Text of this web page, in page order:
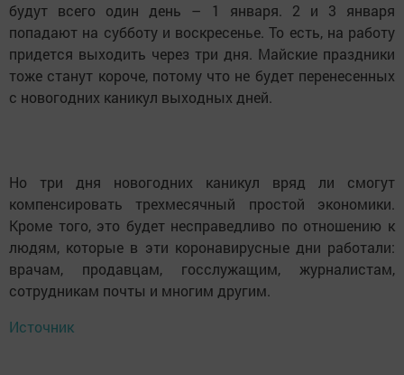
будут всего один день – 1 января. 2 и 3 января
попадают на субботу и воскресенье. То есть, на работу
придется выходить через три дня. Майские праздники
тоже станут короче, потому что не будет перенесенных
с новогодних каникул выходных дней.
Но три дня новогодних каникул вряд ли смогут
компенсировать трехмесячный простой экономики.
Кроме того, это будет несправедливо по отношению к
людям, которые в эти коронавирусные дни работали:
врачам, продавцам, госслужащим, журналистам,
сотрудникам почты и многим другим.
Источник